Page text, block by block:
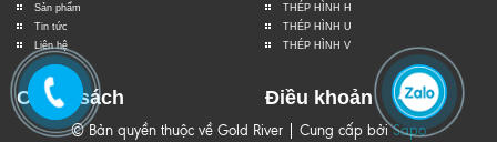
Sản phẩm
Tin tức
Liên hệ
THÉP HÌNH H
THÉP HÌNH U
THÉP HÌNH V
Chính sách Điều khoản
© Bản quyền thuộc về Gold River | Cung cấp bởiSapo